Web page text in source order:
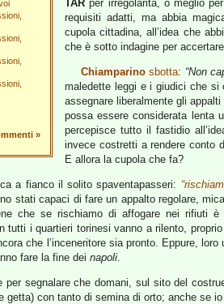
»
TAR per irregolarità, o meglio
requisiti adatti, ma abbia
cupola cittadina, all’idea che
che è sotto indagine per
Chiamparinosbotta: “Non
maledette leggi e i giudici che si
assegnare liberalmente gli
possa essere considerata lenta
percepisce tutto il fastidio
invece costretti a rendere conto
E allora la cupola che fa?
a fianco il solito spaventapasseri:
stati capaci di fare un appalto regolare,
che se rischiamo di affogare nei rifiuti
tutti i quartieri torinesi vanno a rilento,
che l’inceneritore sia pronto. Eppure,
fare la fine dei napoli.
per segnalare che domani, sul sito del
getta) con tanto di semina di orto; anche se